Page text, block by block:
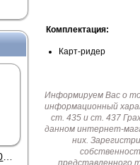
Proline PR-HPT615TY
Комплектация:
Карт-ридер
Информируем Вас о
информационный
ст. 435 и ст. 437
данном интернет-
них.
представленного